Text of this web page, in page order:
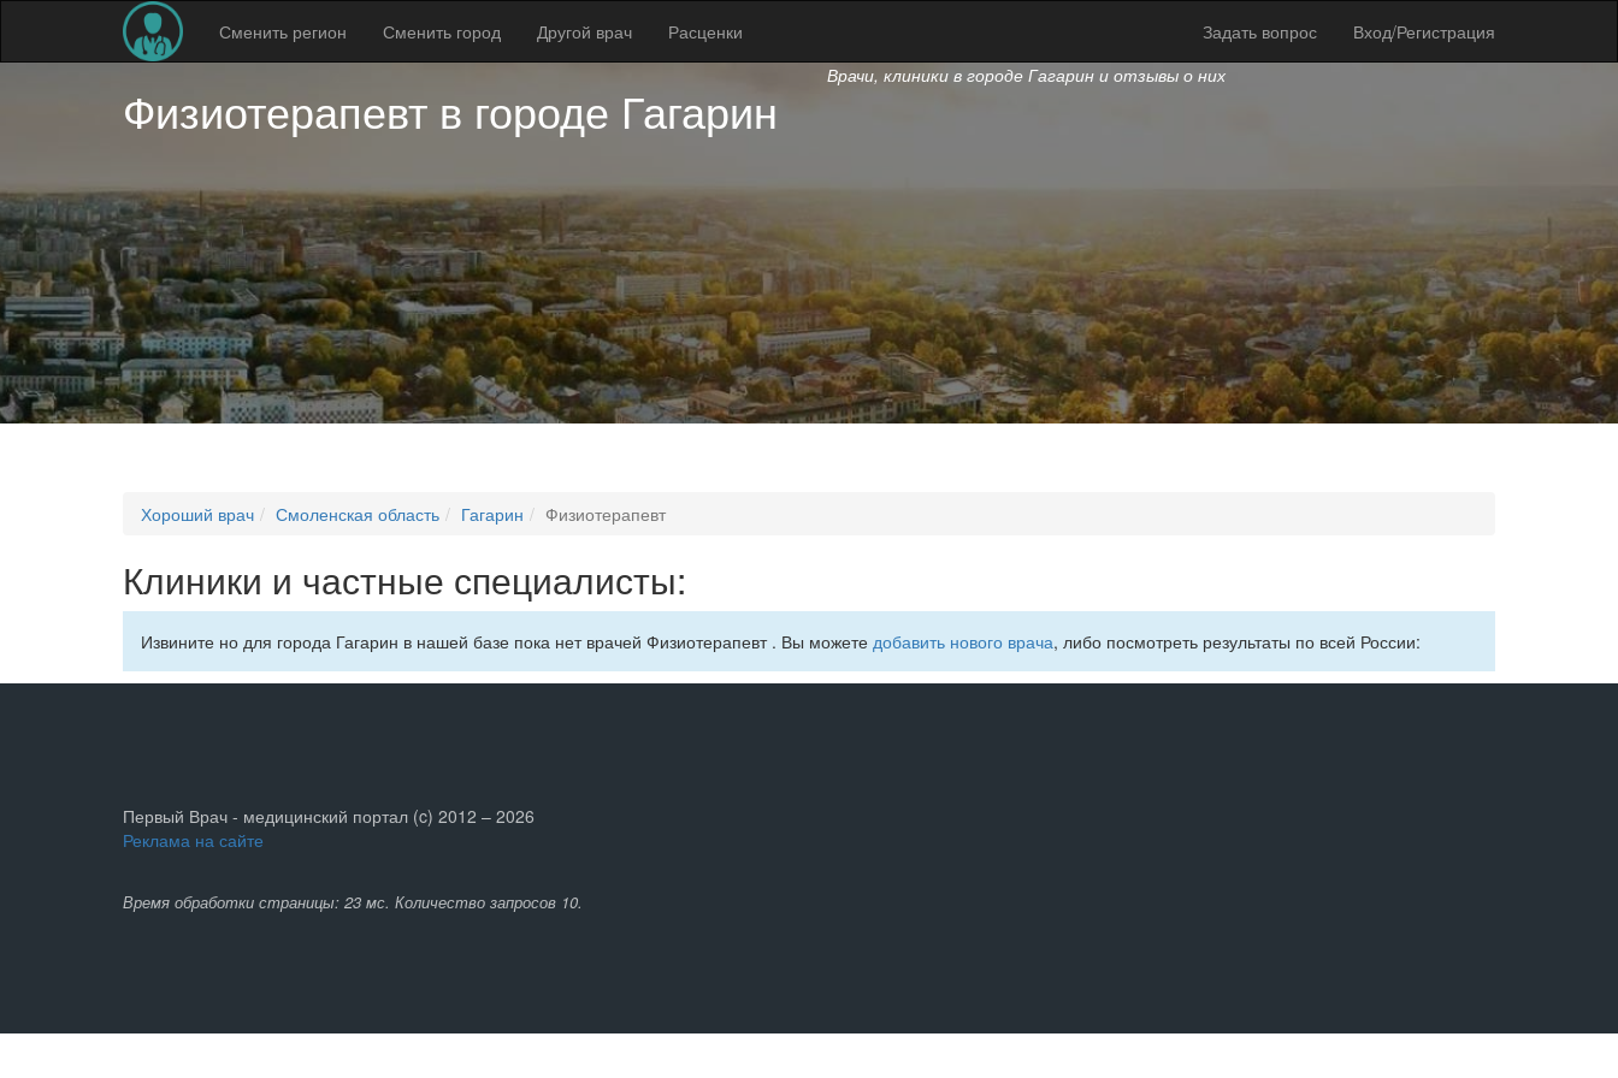
Сменить регион Сменить город Другой врач Расценки Задать вопрос Вход/Регистрация
Физиотерапевт в городе Гагарин
Врачи, клиники в городе Гагарин и отзывы о них
Хороший врач Смоленская область Гагарин Физиотерапевт
Клиники и частные специалисты:
Извините но для города Гагарин в нашей базе пока нет врачей Физиотерапевт . Вы можете добавить нового врача, либо посмотреть результаты по всей России:
Первый Врач - медицинский портал (c) 2012 – 2026
Реклама на сайте
Время обработки страницы: 23 мс. Количество запросов 10.